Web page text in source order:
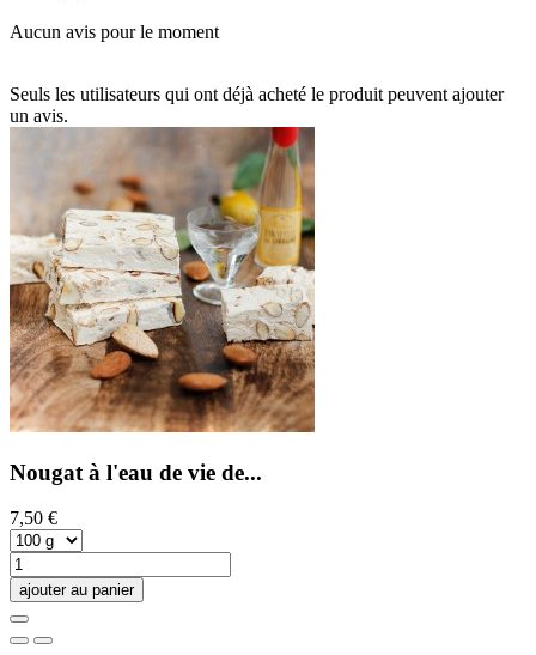
Aucun avis pour le moment
Seuls les utilisateurs qui ont déjà acheté le produit peuvent ajouter
un avis.
Nougat à l'eau de vie de...
7,50 €
ajouter au panier